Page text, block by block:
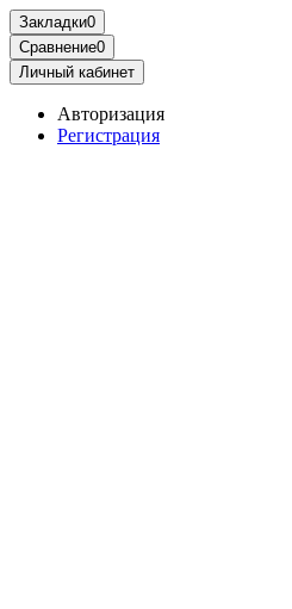
Закладки0
Сравнение0
Личный кабинет
Авторизация
Регистрация